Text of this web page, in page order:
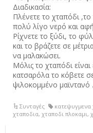
Διαδικασία:
Πλένετε το χταπόδι
πολύ λίγο νερό και
Ρίχνετε το ξύδι, το
και το βράζετε σε
να μαλακώσει.
Μόλις το χταπόδι
κατσαρόλα το κόβετε
ψιλοκομμένο μαϊντανό .
Συνταγές κατεψυγμενα
χταποδια, χταποδι πλοκαμι ,